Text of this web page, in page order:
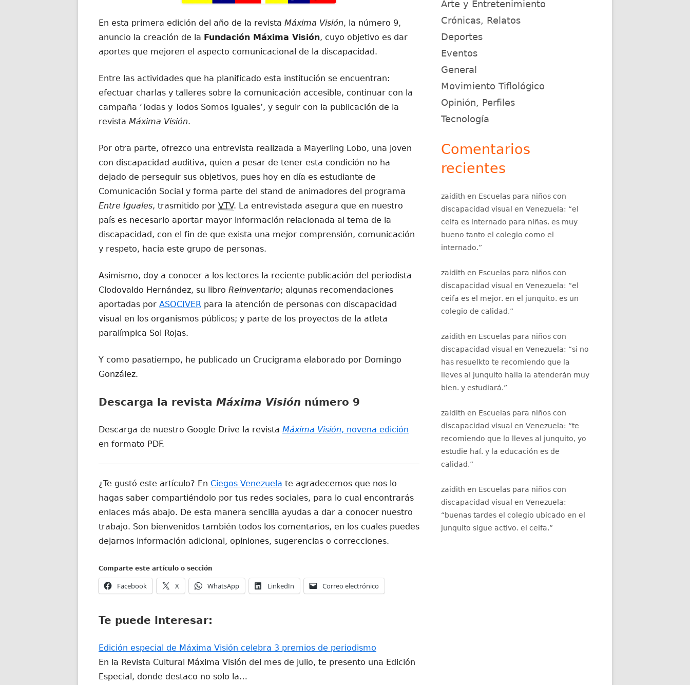
En esta primera edición del año de la revista Máxima Visión, la número 9,
anuncio la creación de la Fundación Máxima Visión, cuyo objetivo es dar
aportes que mejoren el aspecto comunicacional de la discapacidad.
Entre las actividades que ha planificado esta institución se encuentran:
efectuar charlas y talleres sobre la comunicación accesible, continuar con la
campaña ‘Todas y Todos Somos Iguales’, y seguir con la publicación de la
revista Máxima Visión.
Por otra parte, ofrezco una entrevista realizada a Mayerling Lobo, una joven
con discapacidad auditiva, quien a pesar de tener esta condición no ha
dejado de perseguir sus objetivos, pues hoy en día es estudiante de
Comunicación Social y forma parte del stand de animadores del programa
Entre Iguales, trasmitido por VTV. La entrevistada asegura que en nuestro
país es necesario aportar mayor información relacionada al tema de la
discapacidad, con el fin de que exista una mejor comprensión, comunicación
y respeto, hacia este grupo de personas.
Asimismo, doy a conocer a los lectores la reciente publicación del periodista
Clodovaldo Hernández, su libro Reinventario; algunas recomendaciones
aportadas por ASOCIVER para la atención de personas con discapacidad
visual en los organismos públicos; y parte de los proyectos de la atleta
paralímpica Sol Rojas.
Y como pasatiempo, he publicado un Crucigrama elaborado por Domingo
González.
Descarga la revista Máxima Visión número 9
Descarga de nuestro Google Drive la revista Máxima Visión, novena edición
en formato PDF.
¿Te gustó este artículo? En Ciegos Venezuela te agradecemos que nos lo
hagas saber compartiéndolo por tus redes sociales, para lo cual encontrarás
enlaces más abajo. De esta manera sencilla ayudas a dar a conocer nuestro
trabajo. Son bienvenidos también todos los comentarios, en los cuales puedes
dejarnos información adicional, opiniones, sugerencias o correcciones.
Comparte este artículo o sección
Facebook
Abrir
en
ventana
X
Abrir
en
ventana
WhatsApp
Abrir
en
LinkedIn
Abrir
en
Correo electrónico
en
Te puede interesar:
Edición especial de Máxima Visión celebra 3 premios de periodismo
En la Revista Cultural Máxima Visión del mes de julio, te presento una Edición
Especial, donde destaco no solo la…
Arte y Entretenimiento
Crónicas, Relatos
Deportes
Eventos
General
Movimiento Tiflológico
Opinión, Perfiles
Tecnología
Comentarios
recientes
zaidith en Escuelas para niños con
discapacidad visual en Venezuela: “el
ceifa es internado para niñas. es muy
bueno tanto el colegio como el
internado.”
zaidith en Escuelas para niños con
discapacidad visual en Venezuela: “el
ceifa es el mejor. en el junquito. es un
colegio de calidad.”
zaidith en Escuelas para niños con
discapacidad visual en Venezuela: “si no
has resuelkto te recomiendo que la
lleves al junquito halla la atenderán muy
bien. y estudiará.”
zaidith en Escuelas para niños con
discapacidad visual en Venezuela: “te
recomiendo que lo lleves al junquito, yo
estudie haí. y la educación es de
calidad.”
zaidith en Escuelas para niños con
discapacidad visual en Venezuela:
“buenas tardes el colegio ubicado en el
junquito sigue activo. el ceifa.”